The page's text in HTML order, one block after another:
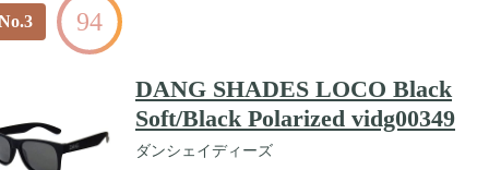
94
DANG SHADES LOCO Black
Soft/Black Polarized vidg00349
ダンシェイディーズ